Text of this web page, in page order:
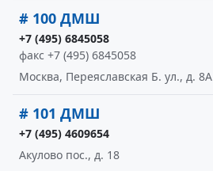
# 100 ДМШ
+7 (495) 6845058
факс +7 (495) 6845058
Москва, Переяславская Б. ул., д. 8А
# 101 ДМШ
+7 (495) 4609654
Акулово пос., д. 18